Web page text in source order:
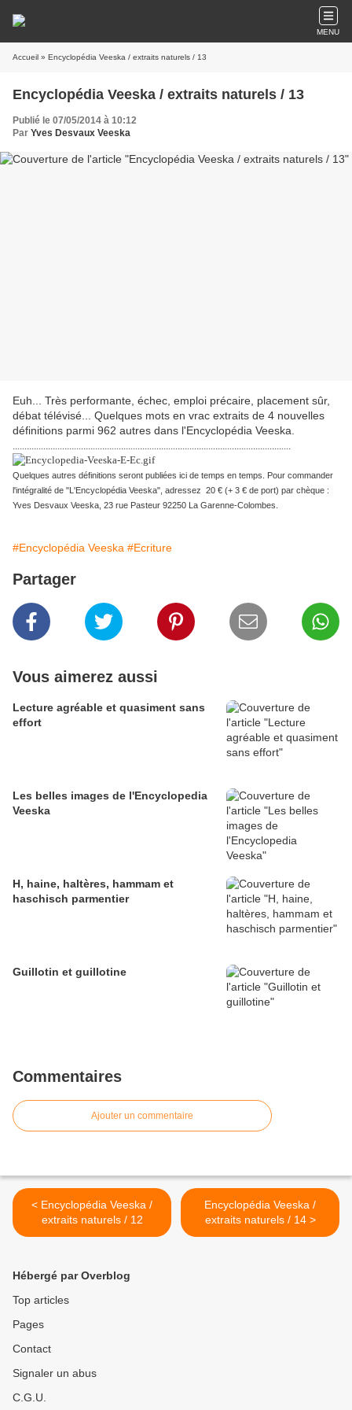
MENU
Accueil » Encyclopédia Veeska / extraits naturels / 13
Encyclopédia Veeska / extraits naturels / 13
Publié le 07/05/2014 à 10:12
Par Yves Desvaux Veeska
Euh... Très performante, échec, emploi précaire, placement sûr,
débat télévisé... Quelques mots en vrac extraits de 4 nouvelles
définitions parmi 962 autres dans l'Encyclopédia Veeska.
......................................................................................................................
Quelques autres définitions seront publiées ici de temps en temps. Pour commander
l'intégralité de "L'Encyclopédia Veeska", adressez 20 € (+ 3 € de port) par chèque :
Yves Desvaux Veeska, 23 rue Pasteur 92250 La Garenne-Colombes.
#Encyclopédia Veeska #Ecriture
Partager
Vous aimerez aussi
Lecture agréable et quasiment sans
effort
Les belles images de l'Encyclopedia
Veeska
H, haine, haltères, hammam et
haschisch parmentier
Guillotin et guillotine
Commentaires
Ajouter un commentaire
< Encyclopédia Veeska /
extraits naturels / 12
Encyclopédia Veeska /
extraits naturels / 14 >
Hébergé par Overblog
Top articles
Pages
Contact
Signaler un abus
C.G.U.